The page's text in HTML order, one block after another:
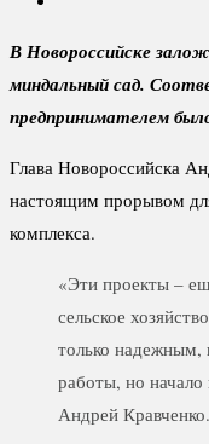
В Новороссийске
миндальный сад.
предпринимателем
Глава Новороссийска
настоящим прорывом
комплекса.
«Эти проекты –
сельское
только
работы, но
Андрей Кравченко.